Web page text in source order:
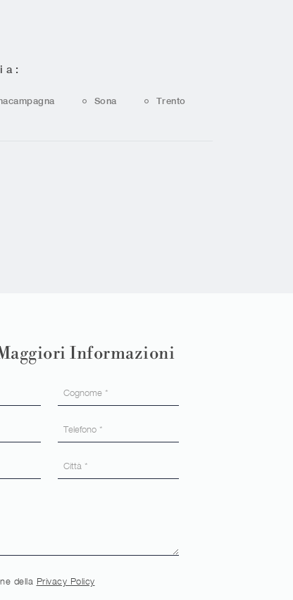
a :
Sona Trento
Informazioni
della Privacy Policy